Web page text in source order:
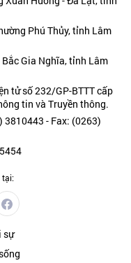
Phú Thủy, tỉnh Lâm
Gia Nghĩa, tỉnh Lâm
tử số 232/GP-BTTT cấp
tin và Truyền thông.
- Fax: (0263)
tại:
sự